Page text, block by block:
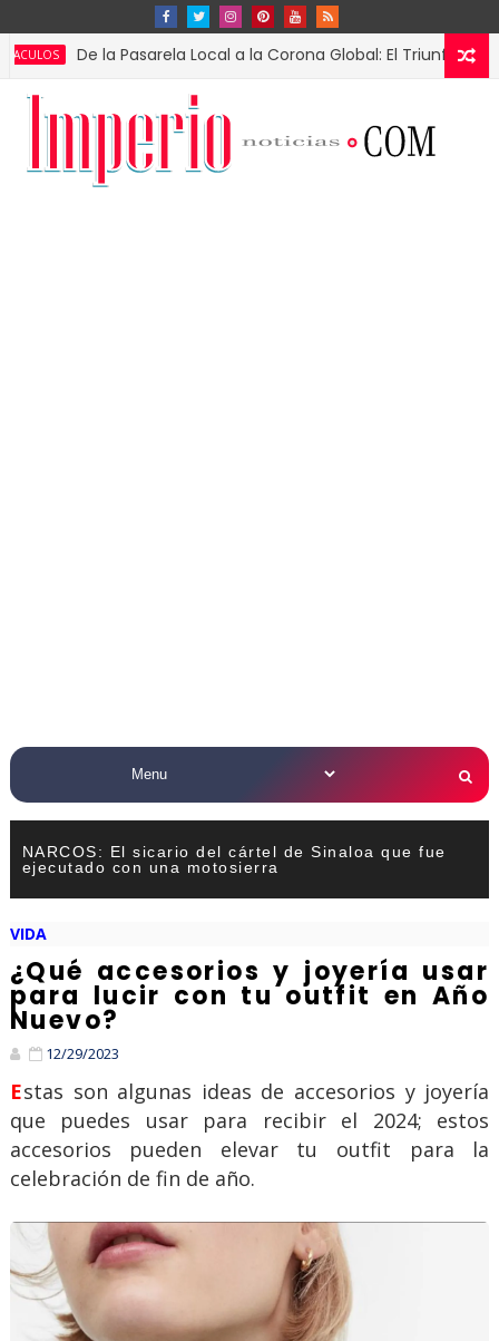
De la Pasarela Local a la Corona Global: El Triunfo de Fátima
NARCOS: El sicario del cártel de Sinaloa que fue
ejecutado con una motosierra
VIDA
¿Qué accesorios y joyería usar
para lucir con tu outfit en Año
Nuevo?
12/29/2023
Estas son algunas ideas de accesorios y joyería
que puedes usar para recibir el 2024; estos
accesorios pueden elevar tu outfit para la
celebración de fin de año.